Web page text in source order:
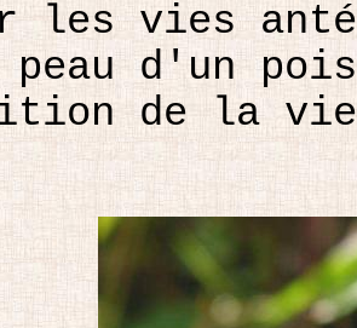
les vies
d'un
de la